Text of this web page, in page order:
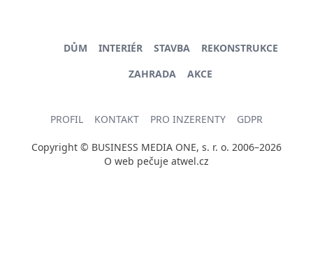
DŮM INTERIÉR STAVBA
REKONSTRUKCE
ZAHRADA
AKCE
PROFIL KONTAKT PRO INZERENTY GDPR
Copyright © BUSINESS MEDIA ONE, s. r. o. 2006–2026